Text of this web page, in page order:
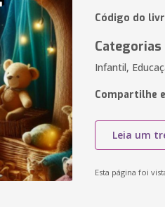
Código do
Categorias
Infantil,
Compartilhe
Leia um
Esta página foi